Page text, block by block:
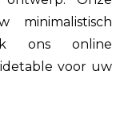
ons online
voor uw